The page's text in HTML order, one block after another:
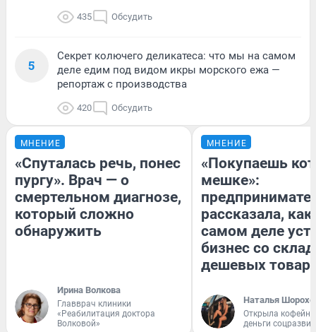
435 Обсудить
5
Секрет колючего деликатеса: что мы на самом
деле едим под видом икры морского ежа —
репортаж с производства
420 Обсудить
МНЕНИЕ
«Спуталась речь, понес
пургу». Врач — о
смертельном диагнозе,
который сложно
обнаружить
Ирина Волкова
Главврач клиники
«Реабилитация доктора
Волковой»
МНЕНИЕ
«Покупаешь
мешке»:
рассказала, как
самом деле
бизнес со
дешевых
Наталья
Открыла
деньги